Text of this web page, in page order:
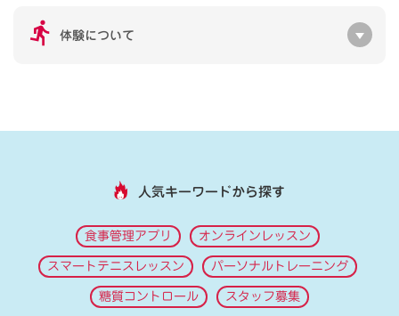
体験について
人気キーワードから探す
食事管理アプリ オンラインレッスン
スマートテニスレッスン パーソナルトレーニング
糖質コントロール スタッフ募集